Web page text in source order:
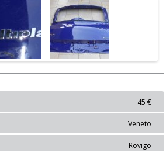
45 €
Veneto
Rovigo